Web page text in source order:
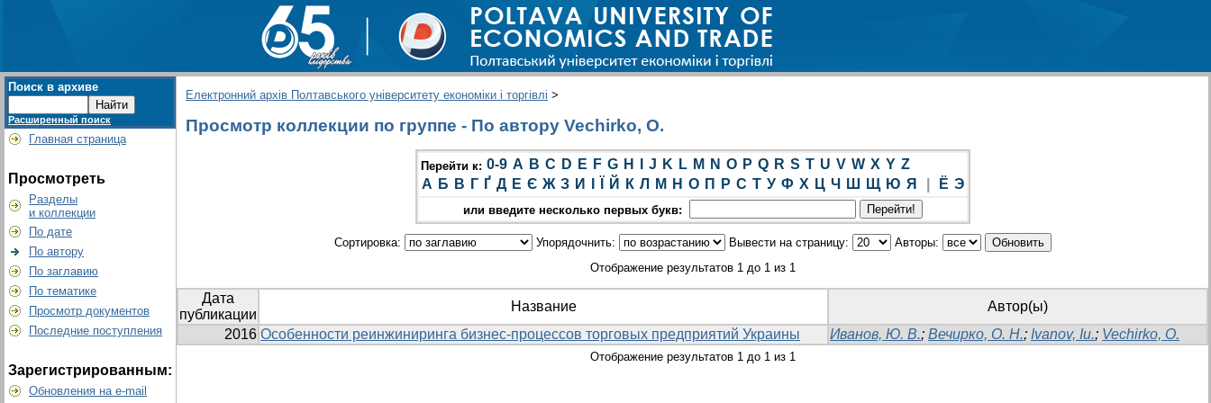
Поиск в архиве
Расширенный поиск
Главная страница
Просмотреть
Разделы
и коллекции
По дате
По автору
По заглавию
По тематике
Просмотр документов
Последние поступления
Зарегистрированным:
Обновления на e-mail
Електронний архів Полтавського університету економіки і торгівлі >
Просмотр коллекции по группе - По автору Vechirko, O.
Перейти к: 0-9 A B C D E F G H J K L M N O P Q R S T U V W X Y Z
А Б В Г Ґ Д Е Є Ж З И Й К Л М Н О П Р С Т У Ф Х Ц Ч Ш Щ Ю Я Ё Э
или введите несколько первых букв:
Сортировка: Упорядочнить: Вывести на страницу:
Авторы:
Отображение результатов 1 до 1 из 1
Дата
публикации
Название
Автор(ы)
2016 Особенности реинжиниринга бизнес-процессов торговых предприятий Украины Иванов, Ю. В.; Вечирко, О. Н.; Ivanov, Iu.; Vechirko, O.
Отображение результатов 1 до 1 из 1